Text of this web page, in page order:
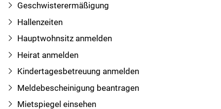
Geschwisterermäßigung
Hallenzeiten
Hauptwohnsitz anmelden
Heirat anmelden
Kindertagesbetreuung anmelden
Meldebescheinigung beantragen
Mietspiegel einsehen